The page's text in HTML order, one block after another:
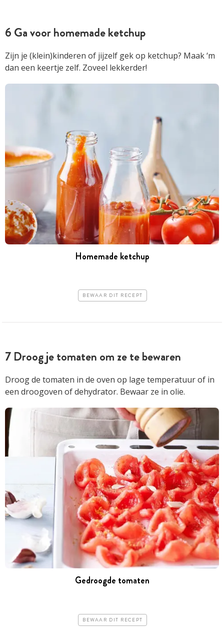
6 Ga voor homemade ketchup
Zijn je (klein)kinderen of jijzelf gek op ketchup? Maak ‘m
dan een keertje zelf. Zoveel lekkerder!
Homemade ketchup
BEWAAR DIT RECEPT
7 Droog je tomaten om ze te bewaren
Droog de tomaten in de oven op lage temperatuur of in
een droogoven of dehydrator. Bewaar ze in olie.
Gedroogde tomaten
BEWAAR DIT RECEPT